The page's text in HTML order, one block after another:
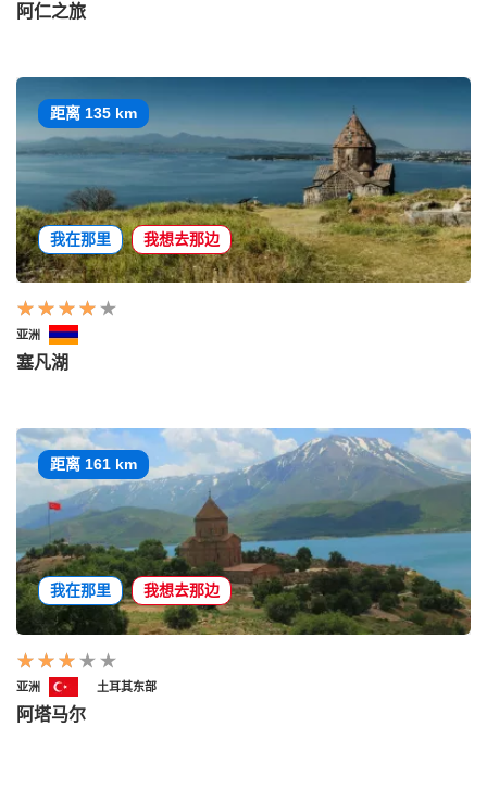
阿仁之旅
距离 135 km
我在那里 我想去那边
亚洲
塞凡湖
距离 161 km
我在那里 我想去那边
亚洲 土耳其东部
阿塔马尔